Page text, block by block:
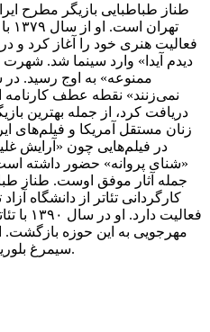
دیدم آیدا» وارد سینما شد.
ممنوعه» به اوج رسید. در
نمی‌زنند» نقطه عطف
دریافت کرد، از جمله بهترین
زنان مستقل آمریکا و فیلم‌های
در فیلم‌هایی چون «آرایش
«شنای پروانه» حضور داشته
جمله آثار موفق اوست. طناز
کارگردانی تئاتر از دانشگاه
فعالیت
مهرجویی به این حوزه بازگشت.
سیمرغ بلورین جشنواره فیلم فجر شده است.